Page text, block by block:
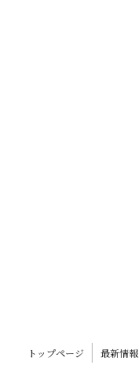
トップページ 最新情報